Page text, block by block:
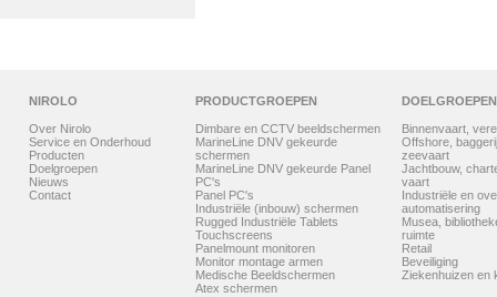
NIROLO
Over Nirolo
Service en Onderhoud
Producten
Doelgroepen
Nieuws
Contact
PRODUCTGROEPEN
Dimbare en CCTV beeldschermen
MarineLine DNV gekeurde
schermen
MarineLine DNV gekeurde Panel
PC's
Panel PC's
Industriële (inbouw) schermen
Rugged Industriële Tablets
Touchscreens
Panelmount monitoren
Monitor montage armen
Medische Beeldschermen
Atex schermen
DOELGROEPEN
Binnenvaart,
Offshore,
zeevaart
Jachtbouw,
vaart
Industriële en
automatisering
Musea,
ruimte
Retail
Beveiliging
Ziekenhuizen en